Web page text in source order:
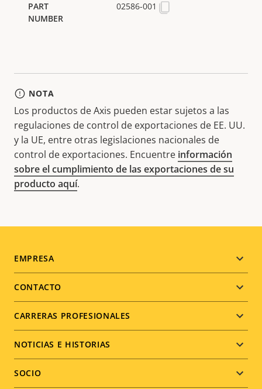
02586-001
NOTA
Los productos de Axis pueden estar sujetos a las
regulaciones de control de exportaciones de EE. UU.
y la UE, entre otras legislaciones nacionales de
control de exportaciones. Encuentre información
sobre el cumplimiento de las exportaciones de su
producto aquí.
Footer
menu
EMPRESA
CONTACTO
CARRERAS PROFESIONALES
NOTICIAS E HISTORIAS
SOCIO